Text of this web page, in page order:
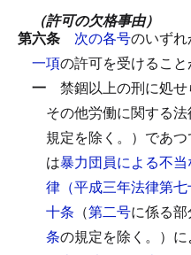
（許可の欠格事由）
第六条 次の各号のいずれ
一項の許可を受けること
一 禁錮以上の刑に処
その他労働に関する
規定を除く。）であ
は暴力団員による不
律（平成三年法律第七
十条 （第二号に係る
条の規定を除く。）